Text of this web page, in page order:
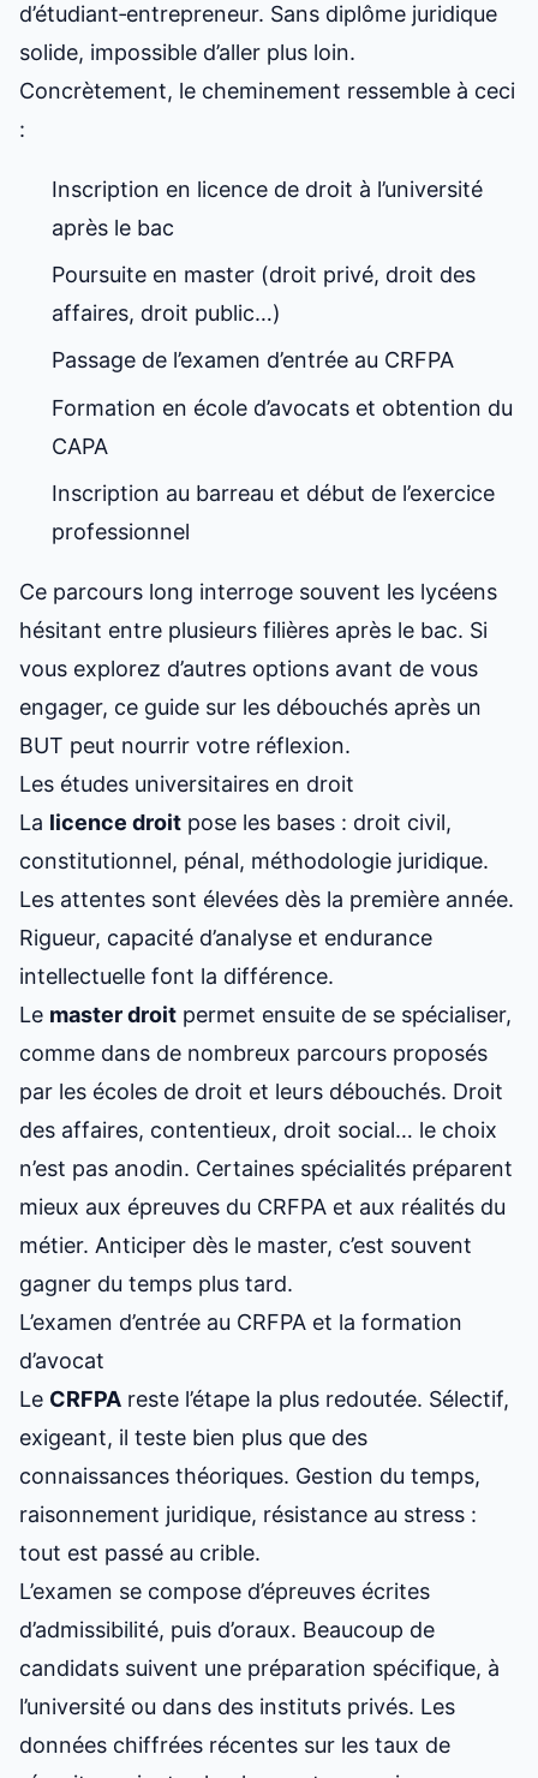
d’étudiant‑entrepreneur. Sans diplôme juridique
solide, impossible d’aller plus loin.
Concrètement, le cheminement ressemble à ceci
:
Inscription en licence de droit à l’université
après le bac
Poursuite en master (droit privé, droit des
affaires, droit public…)
Passage de l’examen d’entrée au CRFPA
Formation en école d’avocats et obtention du
CAPA
Inscription au barreau et début de l’exercice
professionnel
Ce parcours long interroge souvent les lycéens
hésitant entre plusieurs filières après le bac. Si
vous explorez d’autres options avant de vous
engager, ce guide sur les débouchés après un
BUT peut nourrir votre réflexion.
Les études universitaires en droit
La licence droit pose les bases : droit civil,
constitutionnel, pénal, méthodologie juridique.
Les attentes sont élevées dès la première année.
Rigueur, capacité d’analyse et endurance
intellectuelle font la différence.
Le master droit permet ensuite de se spécialiser,
comme dans de nombreux parcours proposés
par les écoles de droit et leurs débouchés. Droit
des affaires, contentieux, droit social… le choix
n’est pas anodin. Certaines spécialités préparent
mieux aux épreuves du CRFPA et aux réalités du
métier. Anticiper dès le master, c’est souvent
gagner du temps plus tard.
L’examen d’entrée au CRFPA et la formation
d’avocat
Le CRFPA reste l’étape la plus redoutée. Sélectif,
exigeant, il teste bien plus que des
connaissances théoriques. Gestion du temps,
raisonnement juridique, résistance au stress :
tout est passé au crible.
L’examen se compose d’épreuves écrites
d’admissibilité, puis d’oraux. Beaucoup de
candidats suivent une préparation spécifique, à
l’université ou dans des instituts privés. Les
données chiffrées récentes sur les taux de